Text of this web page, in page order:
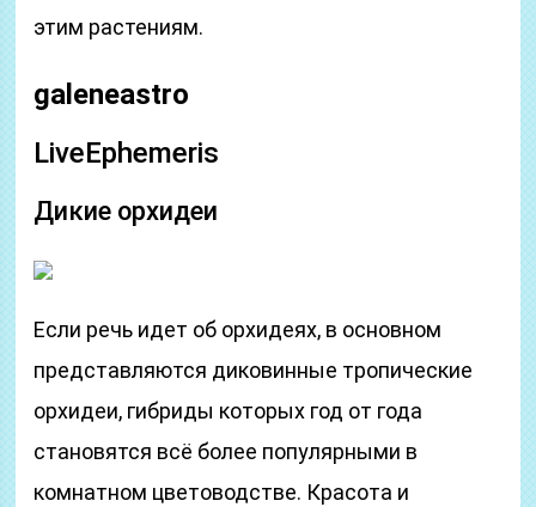
этим растениям.
galeneastro
LiveEphemeris
Дикие орхидеи
Если речь идет об орхидеях, в основном
представляются диковинные тропические
орхидеи, гибриды которых год от года
становятся всё более популярными в
комнатном цветоводстве. Красота и